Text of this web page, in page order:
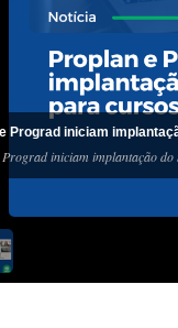
Prograd iniciam
iniciam implantação